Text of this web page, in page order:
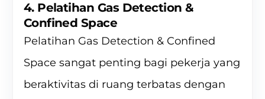
4. Pelatihan Gas Detection &
Confined Space
Pelatihan Gas Detection & Confined
Space sangat penting bagi pekerja yang
beraktivitas di ruang terbatas dengan